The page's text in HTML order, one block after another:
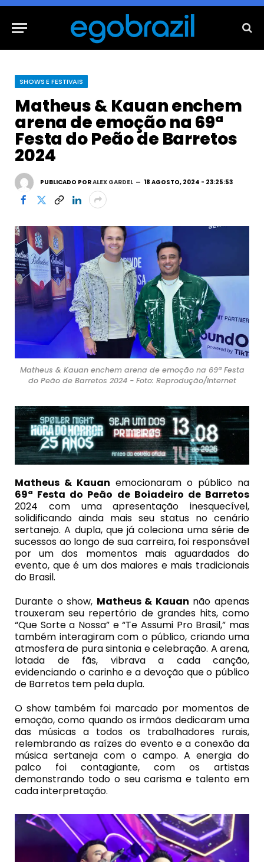
SHOWS E FESTIVAIS
Matheus & Kauan enchem
arena de emoção na 69ª
Festa do Peão de Barretos
2024
PUBLICADO PORALEX GARDEL 18 AGOSTO, 2024 - 23:25:53
Matheus & Kauan enchem arena de emoção na 69ª Festa
do Peão de Barretos 2024 - Foto: Reprodução/Internet
Matheus & Kauan emocionaram o público na
69ª Festa do Peão de Boiadeiro de Barretos
2024 com uma apresentação inesquecível,
solidificando ainda mais seu status no cenário
sertanejo. A dupla, que já coleciona uma série de
sucessos ao longo de sua carreira, foi responsável
por um dos momentos mais aguardados do
evento, que é um dos maiores e mais tradicionais
do Brasil.
Durante o show, Matheus & Kauan não apenas
trouxeram seu repertório de grandes hits, como
“Que Sorte a Nossa” e “Te Assumi Pro Brasil,” mas
também interagiram com o público, criando uma
atmosfera de pura sintonia e celebração. A arena,
lotada de fãs, vibrava a cada canção,
evidenciando o carinho e a devoção que o público
de Barretos tem pela dupla.
O show também foi marcado por momentos de
emoção, como quando os irmãos dedicaram uma
das músicas a todos os trabalhadores rurais,
relembrando as raízes do evento e a conexão da
música sertaneja com o campo. A energia do
palco foi contagiante, com os artistas
demonstrando todo o seu carisma e talento em
cada interpretação.